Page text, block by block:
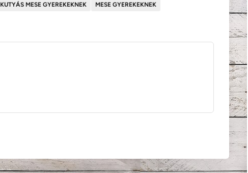
KUTYÁS MESE GYEREKEKNEK MESE GYEREKEKNEK